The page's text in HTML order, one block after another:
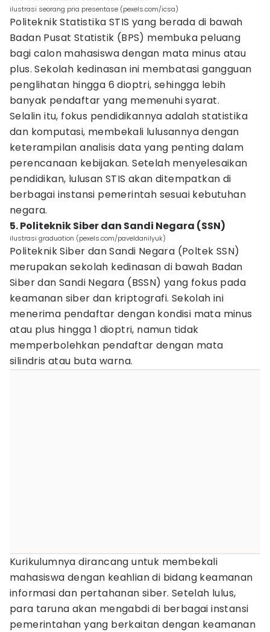
ilustrasi seorang pria presentase (pexels.com/icsa)
Politeknik Statistika STIS yang berada di bawah
Badan Pusat Statistik (BPS) membuka peluang
bagi calon mahasiswa dengan mata minus atau
plus. Sekolah kedinasan ini membatasi gangguan
penglihatan hingga 6 dioptri, sehingga lebih
banyak pendaftar yang memenuhi syarat.
Selalin itu, fokus pendidikannya adalah statistika
dan komputasi, membekali lulusannya dengan
keterampilan analisis data yang penting dalam
perencanaan kebijakan. Setelah menyelesaikan
pendidikan, lulusan STIS akan ditempatkan di
berbagai instansi pemerintah sesuai kebutuhan
negara.
5. Politeknik Siber dan Sandi Negara (SSN)
ilustrasi graduation (pexels.com/paveldanilyuk)
Politeknik Siber dan Sandi Negara (Poltek SSN)
merupakan sekolah kedinasan di bawah Badan
Siber dan Sandi Negara (BSSN) yang fokus pada
keamanan siber dan kriptografi. Sekolah ini
menerima pendaftar dengan kondisi mata minus
atau plus hingga 1 dioptri, namun tidak
memperbolehkan pendaftar dengan mata
silindris atau buta warna.
Kurikulumnya dirancang untuk membekali
mahasiswa dengan keahlian di bidang keamanan
informasi dan pertahanan siber. Setelah lulus,
para taruna akan mengabdi di berbagai instansi
pemerintahan yang berkaitan dengan keamanan